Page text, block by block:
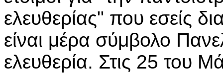
ελευθερίας" που εσείς
είναι μέρα σύμβολο
ελευθερία. Στις 25 του